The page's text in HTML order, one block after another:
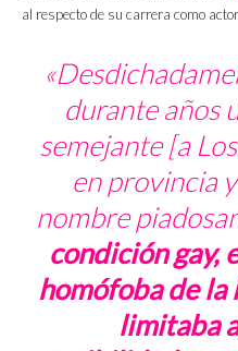
al respecto de su carrera como
durante años
semejante [a
en provincia
nombre
condición gay,
homófoba de
limitaba